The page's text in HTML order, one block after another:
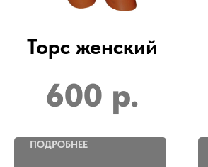
Торс женский
600 р.
ПОДРОБНЕЕ